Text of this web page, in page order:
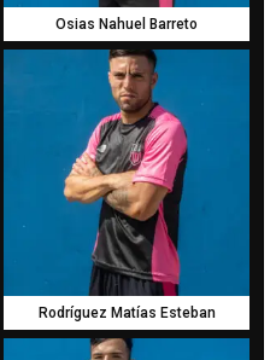
Osias Nahuel Barreto
Rodríguez Matías Esteban